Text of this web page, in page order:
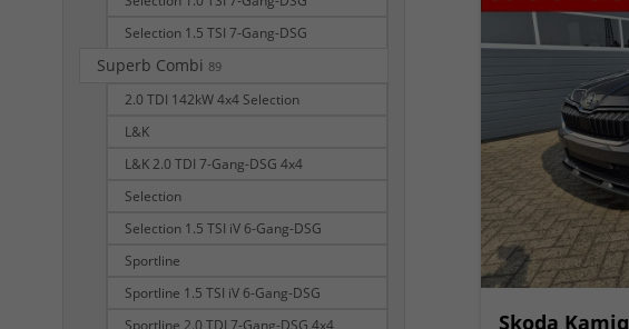
Skoda Kamiq
Selection 1.5 TSI 7-Gang-DSG
Superb Combi 89
2.0 TDI 142kW 4x4 Selection
L&K
L&K 2.0 TDI 7-Gang-DSG 4x4
Selection
Selection 1.5 TSI iV 6-Gang-DSG
Sportline
Sportline 1.5 TSI iV 6-Gang-DSG
Sportline 2.0 TDI 7-Gang-DSG 4x4